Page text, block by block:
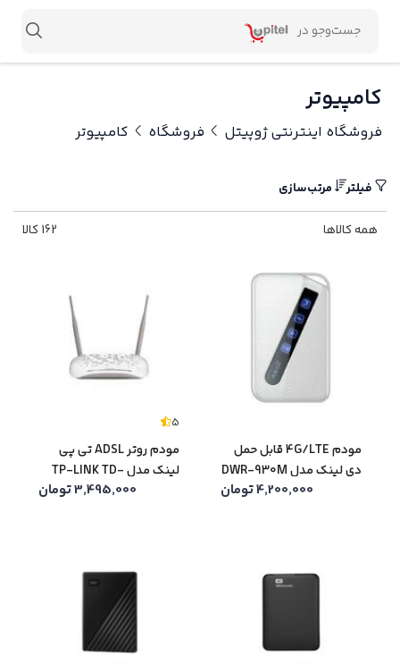
کامپیوتر
فروشگاه اینترنتی ژوپیتل فروشگاه کامپیوتر
فیلتر مرتب‌سازی
همه کالاها 162 کالا
مودم 4G/LTE قابل حمل
دی لینک مدل DWR-930M
4,200,000تومان
5
مودم روتر ADSL تی پی
لینک مدل TP-LINK TD-
3,495,000تومان